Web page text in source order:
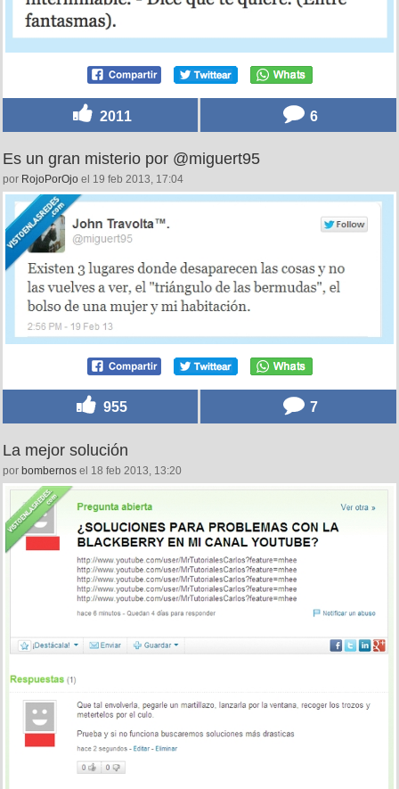
2011 6
Es un gran misterio por @miguert95
por RojoPorOjo el 19 feb 2013, 17:04
955 7
La mejor solución
por bombernos el 18 feb 2013, 13:20